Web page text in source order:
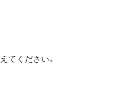
てください。